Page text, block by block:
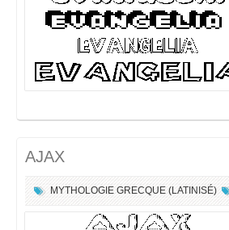
AJAX
MYTHOLOGIE GRECQUE (LATINISÉ)